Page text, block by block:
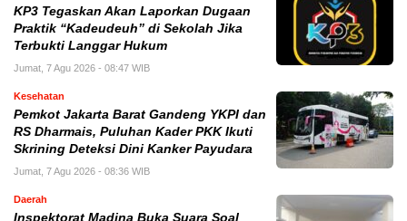
KP3 Tegaskan Akan Laporkan Dugaan
Praktik “Kadeudeuh” di Sekolah Jika
Terbukti Langgar Hukum
Jumat, 7 Agu 2026 - 08:47 WIB
Kesehatan
Pemkot Jakarta Barat Gandeng YKPI dan
RS Dharmais, Puluhan Kader PKK Ikuti
Skrining Deteksi Dini Kanker Payudara
Jumat, 7 Agu 2026 - 08:36 WIB
Daerah
Inspektorat Madina Buka Suara Soal